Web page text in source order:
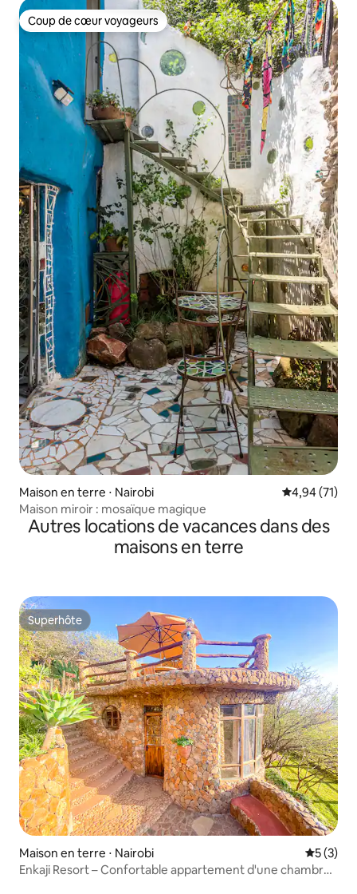
Coup de cœur voyageurs
Coup de cœur voyageurs
Maison en terre ⋅ Nairobi Évaluation
4,94 (71)
Maison miroir : mosaïque magique
Autres locations de vacances dans des
maisons en terre
Superhôte
Superhôte
Maison en terre ⋅ Nairobi
5 (3)
Enkaji Resort – Confortable appartement d'une chambre